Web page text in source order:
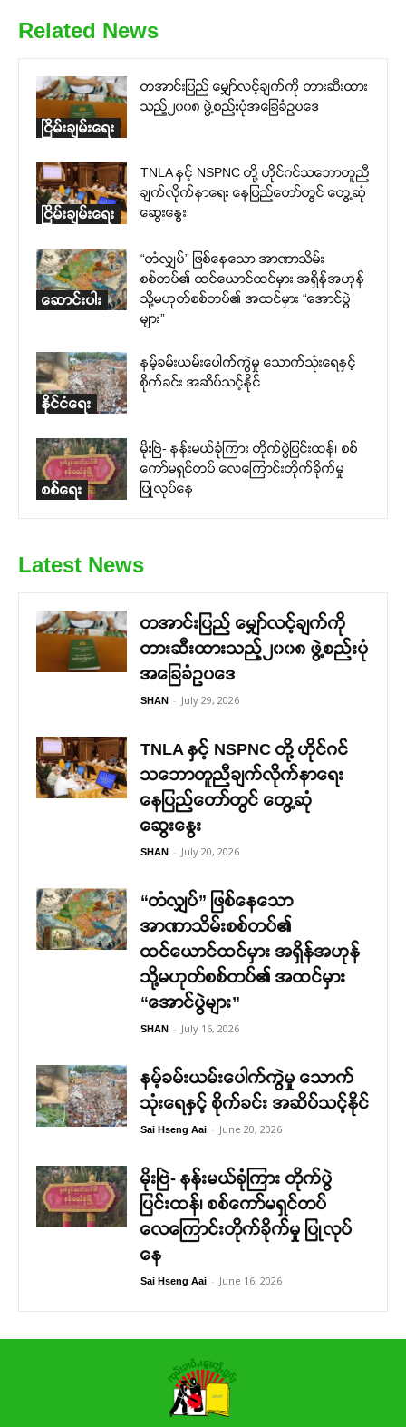
Related News
ငြိမ်းချမ်းရေး
တအာင်းပြည် မျှော်လင့်ချက်ကို တားဆီးထား
သည့်၂၀၀၈ ဖွဲ့စည်းပုံအခြေခံဥပဒေ
ငြိမ်းချမ်းရေး
TNLA နှင့် NSPNC တို့ ဟိုင်ဂင်သဘောတူညီ
ချက်လိုက်နာရေး နေပြည်တော်တွင် တွေ့ဆုံ
ဆွေးနွေး
ဆောင်းပါး
“တံလျှပ်” ဖြစ်နေသော အာဏာသိမ်း
စစ်တပ်၏ ထင်ယောင်ထင်မှား အရှိန်အဟုန်
သို့မဟုတ်စစ်တပ်၏ အထင်မှား “အောင်ပွဲ
များ”
နိုင်ငံရေး
နမ့်ခမ်းယမ်းပေါက်ကွဲမှု သောက်သုံးရေနှင့်
စိုက်ခင်း အဆိပ်သင့်နိုင်
စစ်ရေး
မိုးဗြဲ- နန်းမယ်ခုံကြား တိုက်ပွဲပြင်းထန်၊ စစ်
ကော်မရှင်တပ် လေကြောင်းတိုက်ခိုက်မှု
ပြုလုပ်နေ
Latest News
တအာင်းပြည် မျှော်လင့်ချက်ကို
တားဆီးထားသည့်၂၀၀၈ ဖွဲ့စည်းပုံ
အခြေခံဥပဒေ
SHAN - July 29, 2026
TNLA နှင့် NSPNC တို့ ဟိုင်ဂင်
သဘောတူညီချက်လိုက်နာရေး
နေပြည်တော်တွင် တွေ့ဆုံ
ဆွေးနွေး
SHAN - July 20, 2026
“တံလျှပ်” ဖြစ်နေသော
အာဏာသိမ်းစစ်တပ်၏
ထင်ယောင်ထင်မှား အရှိန်အဟုန်
သို့မဟုတ်စစ်တပ်၏ အထင်မှား
“အောင်ပွဲများ”
SHAN - July 16, 2026
နမ့်ခမ်းယမ်းပေါက်ကွဲမှု သောက်
သုံးရေနှင့် စိုက်ခင်း အဆိပ်သင့်နိုင်
Sai Hseng Aai - June 20, 2026
မိုးဗြဲ- နန်းမယ်ခုံကြား တိုက်ပွဲ
ပြင်းထန်၊ စစ်ကော်မရှင်တပ်
လေကြောင်းတိုက်ခိုက်မှု ပြုလုပ်
နေ
Sai Hseng Aai - June 16, 2026